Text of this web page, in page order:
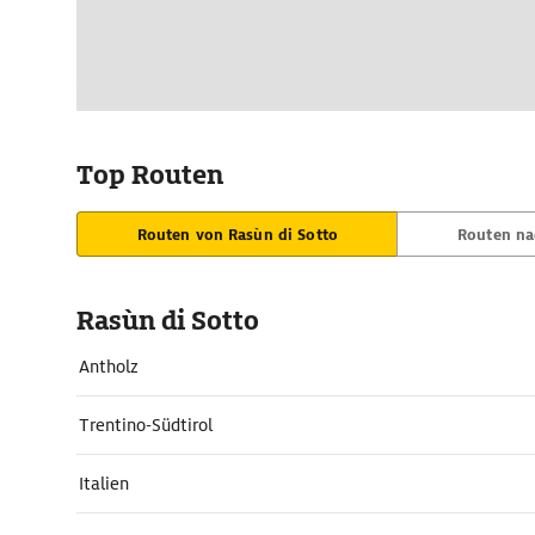
Top Routen
Routen von Rasùn di Sotto Routen
Rasùn di Sotto
Antholz
Trentino-Südtirol
Italien